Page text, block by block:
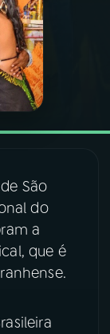
São
do
a
que é